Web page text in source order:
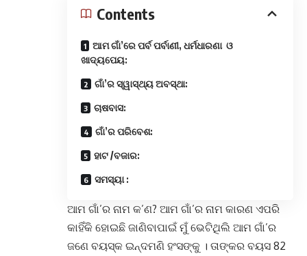
Contents
ଆମ ଗାଁ’ରେ ପର୍ବ ପର୍ବାଣୀ, ଧର୍ମଧାରଣା ଓ
ଖାଦ୍ୟପେୟ:
ଗାଁ’ର ସ୍ୱାସ୍ଥ୍ୟ ଅବସ୍ଥା:
ଚାଷବାସ:
ଗାଁ’ର ପରିବେଶ:
ହାଟ /ବଜାର:
ସମସ୍ୟା :
ଆମ ଗାଁ’ର ନାମ କ’ଣ? ଆମ ଗାଁ’ର ନାମ କାରଣ ଏପରି
କାହିଁକି ହୋଇଛି ଜାଣିବାପାଇଁ ମୁଁ ଭେଟିଥିଲି ଆମ ଗାଁ’ର
ଜଣେ ବୟସ୍କ ଇନ୍ଦମଣି ହଂସଙ୍କୁ । ତାଙ୍କର ବୟସ 82